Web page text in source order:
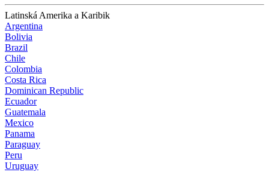
Latinská Amerika a Karibik
Argentina
Bolivia
Brazil
Chile
Colombia
Costa Rica
Dominican Republic
Ecuador
Guatemala
Mexico
Panama
Paraguay
Peru
Uruguay